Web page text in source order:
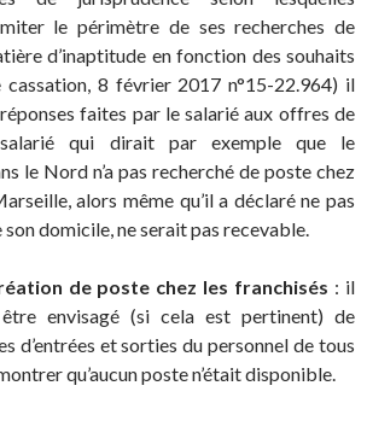
le périmètre de ses recherches de
d’inaptitude en fonction des souhaits
cassation, 8 février 2017 n°15-22.964) il
faites par le salarié aux offres de
salarié qui dirait par exemple que le
le Nord n’a pas recherché de poste chez
alors même qu’il a déclaré ne pas
son domicile, ne serait pas recevable.
de poste chez les franchisés : il
envisagé (si cela est pertinent) de
d’entrées et sorties du personnel de tous
qu’aucun poste n’était disponible.